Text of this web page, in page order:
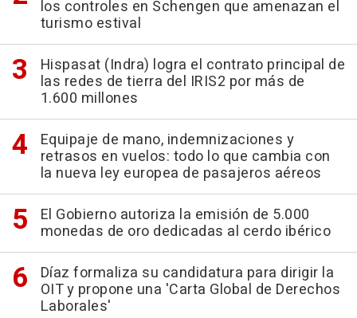
los controles en Schengen que amenazan el
turismo estival
Hispasat (Indra) logra el contrato principal de
las redes de tierra del IRIS2 por más de
1.600 millones
Equipaje de mano, indemnizaciones y
retrasos en vuelos: todo lo que cambia con
la nueva ley europea de pasajeros aéreos
El Gobierno autoriza la emisión de 5.000
monedas de oro dedicadas al cerdo ibérico
Díaz formaliza su candidatura para dirigir la
OIT y propone una 'Carta Global de Derechos
Laborales'